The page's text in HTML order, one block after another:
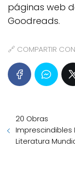
páginas web
Goodreads.
🔗 COMPARTIR
20 Obras
Imprescindibles
Literatura